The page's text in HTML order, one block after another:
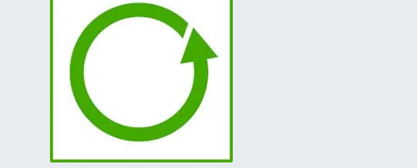
À
L’épreuve